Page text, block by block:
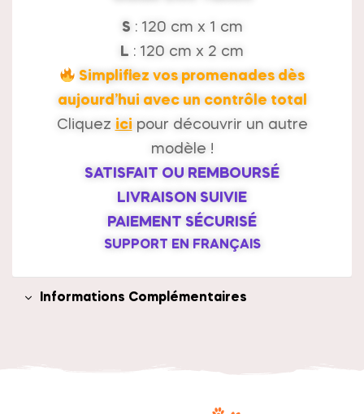
S : 120 cm x 1 cm
L : 120 cm x 2 cm
Simplifiez vos promenades dès
aujourd’hui avec un contrôle total
Cliquez ici pour découvrir un autre
modèle !
SATISFAIT OU REMBOURSÉ
LIVRAISON SUIVIE
PAIEMENT SÉCURISÉ
SUPPORT EN FRANÇAIS
Informations Complémentaires